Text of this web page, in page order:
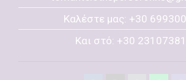
Καλέστε μας: +30
Και στό: +30